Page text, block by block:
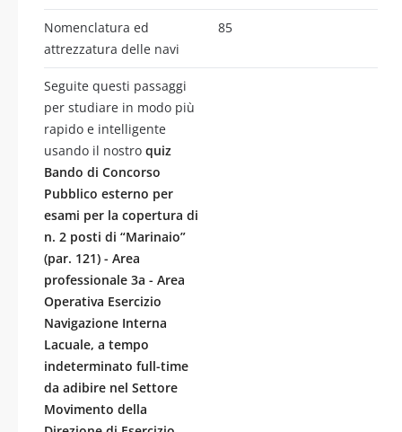
Nomenclatura ed
attrezzatura delle navi
85
Seguite questi passaggi
per studiare in modo più
rapido e intelligente
usando il nostro quiz
Bando di Concorso
Pubblico esterno per
esami per la copertura di
n. 2 posti di “Marinaio”
(par. 121) - Area
professionale 3a - Area
Operativa Esercizio
Navigazione Interna
Lacuale, a tempo
indeterminato full-time
da adibire nel Settore
Movimento della